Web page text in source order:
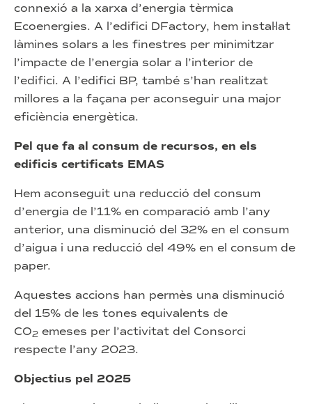
connexió a la xarxa d’energia tèrmica
Ecoenergies. A l’edifici DFactory, hem instal·lat
làmines solars a les finestres per minimitzar
l’impacte de l’energia solar a l’interior de
l’edifici. A l’edifici BP, també s’han realitzat
millores a la façana per aconseguir una major
eficiència energètica.
Pel que fa al consum de recursos, en els
edificis certificats EMAS
Hem aconseguit una reducció del consum
d’energia de l’11% en comparació amb l’any
anterior, una disminució del 32% en el consum
d’aigua i una reducció del 49% en el consum de
paper.
Aquestes accions han permès una disminució
del 15% de les tones equivalents de
CO2 emeses per l’activitat del Consorci
respecte l’any 2023.
Objectius pel 2025